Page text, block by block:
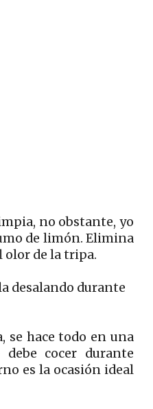
no obstante, yo
de limón. Elimina
olor de la tripa.
desalando durante
se hace todo en una
cocer durante
es la ocasión ideal